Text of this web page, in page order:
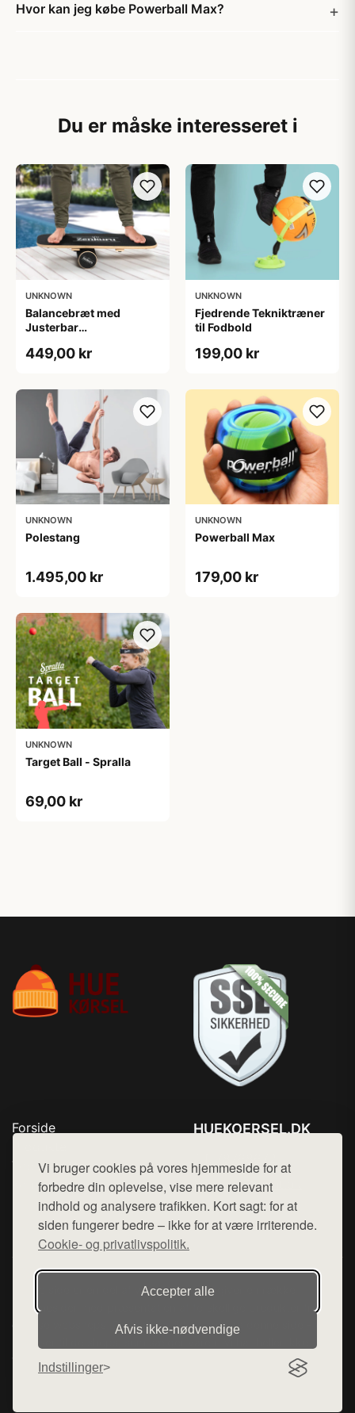
Vi bruger cookies på vores hjemmeside for at
forbedre din oplevelse, vise mere relevant
indhold og analysere trafikken. Kort sagt: for at
siden fungerer bedre – ikke for at være irriterende.
Cookie- og privatlivspolitik.
Accepter alle
Afvis ikke‑nødvendige
Indstillinger
Hvor kan jeg købe Powerball Max?
Du er måske interesseret i
UNKNOWN
Balancebræt med
Justerbar
Zenkuru
449,00 kr
UNKNOWN
Fjedrende Tekniktræner
til Fodbold
199,00 kr
UNKNOWN
Polestang
1.495,00 kr
UNKNOWN
Powerball Max
179,00 kr
UNKNOWN
Target Ball - Spralla
69,00 kr
Forside
Top Rabatter
Kontakt
HUEKOERSEL.DK
Mail: hej@want.dk
Cookie- og privatlivspolitik
Denne side er en del af want.dk, der udgiver en række
hjemmesider med præsentation af forskellige produkter fra
diverse webshops. Der sælges ikke varer fra denne side - vi
varerne på lager.